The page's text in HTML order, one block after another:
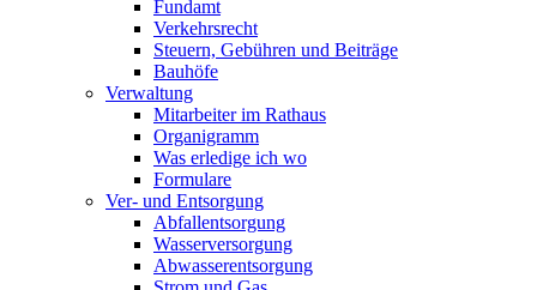
Fundamt
Verkehrsrecht
Steuern, Gebühren und Beiträge
Bauhöfe
Verwaltung
Mitarbeiter im Rathaus
Organigramm
Was erledige ich wo
Formulare
Ver- und Entsorgung
Abfallentsorgung
Wasserversorgung
Abwasserentsorgung